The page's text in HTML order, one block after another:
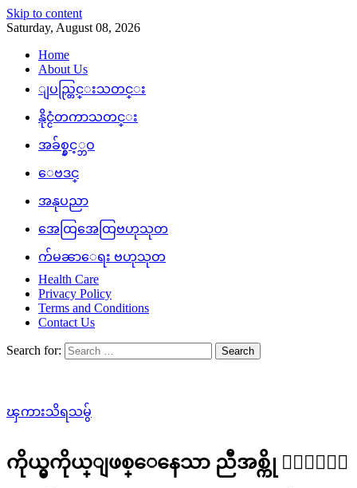
Skip to content
Saturday, August 08, 2026
Home
About Us
ျပည္တြင္းသတင္း
နိုင္ငံတကာသတင္း
အခ်စ္နွင့္ဘဝ
ေဗဒင္
အနုပညာ
အေထြအေထြဗဟုသုတ
က်မၼာေရး ဗဟုသုတ
Health Care
Privacy Policy
Terms and Conditions
Contact Us
Search for:
ၾကားသိရသမွ်
ကိုယ္မွကိုယ္ျဖစ္ေနေသာ ညီအစ္ကို ၅ေယာက္